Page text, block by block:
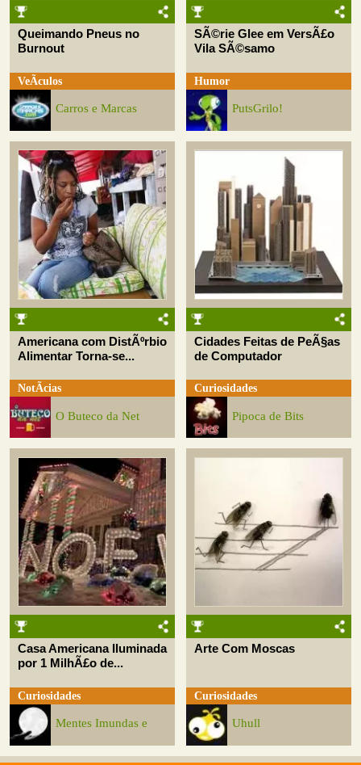
Queimando Pneus no
Burnout
VeÃ­culos
Carros e Marcas
SÃ©rie Glee em VersÃ£o
Vila SÃ©samo
Humor
PutsGrilo!
Americana com DistÃºrbio
Alimentar Torna-se...
NotÃ­cias
O Buteco da Net
Cidades Feitas de PeÃ§as
de Computador
Curiosidades
Pipoca de Bits
Casa Americana Iluminada
por 1 MilhÃ£o de...
Curiosidades
Mentes Imundas e
Arte Com Moscas
Curiosidades
Uhull